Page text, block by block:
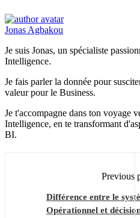
Jonas Agbakou
Je suis Jonas, un spécialiste
Intelligence.
Je fais parler la donnée pour
valeur pour le Business.
Je t'accompagne dans ton voyage
Intelligence, en te transformant
BI.
Previous
Différence entre le
Opérationnel et